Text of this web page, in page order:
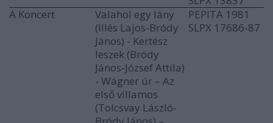
A Koncert
Valahol egy lány
(Illés Lajos-Bródy
János) - Kertész
leszek (Bródy
János-József Attila)
- Wágner úr – Az
első villamos
(Tolcsvay László-
PEPITA 1981
SLPX 17686-87